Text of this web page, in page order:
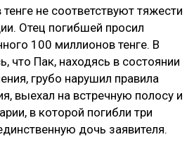
рассмотрел спор о
морального вреда по делу о
проспекте аль-Фараби. Отец
аварии девушек просил
10 до 100 миллионов тенге,